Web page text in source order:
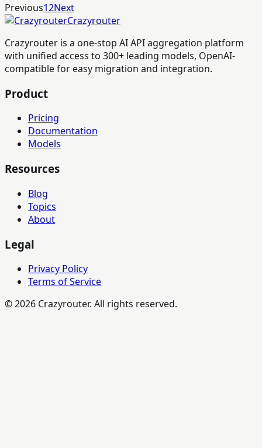
Previous12Next
Crazyrouter
Crazyrouter is a one-stop AI API aggregation platform
with unified access to 300+ leading models, OpenAI-
compatible for easy migration and integration.
Product
Pricing
Documentation
Models
Resources
Blog
Topics
About
Legal
Privacy Policy
Terms of Service
©2026 Crazyrouter. All rights reserved.